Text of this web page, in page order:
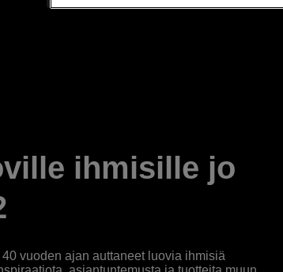
ihmisille jo
vuoden ajan auttaneet luovia ihmisiä